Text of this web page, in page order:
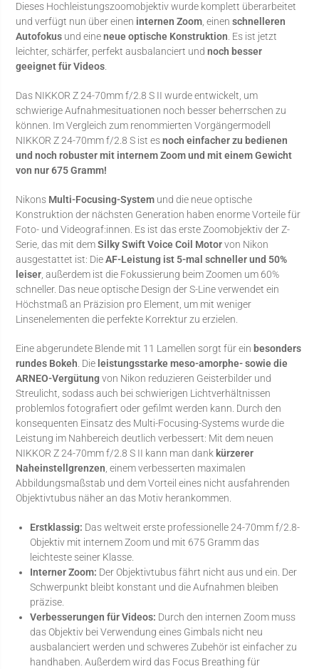
Dieses Hochleistungszoomobjektiv wurde komplett überarbeitet
und verfügt nun über einen internen Zoom, einenschnelleren
Autofokus und eineneue optische Konstruktion. Es ist jetzt
leichter, schärfer, perfekt ausbalanciert undnoch besser
geeignet für Videos.
Das NIKKOR Z 24-70mm f/2.8 S II wurde entwickelt, um
schwierige Aufnahmesituationen noch besser beherrschen zu
können. Im Vergleich zum renommierten Vorgängermodell
NIKKOR Z 24-70mm f/2.8 S ist esnoch einfacher zu bedienen
und noch robuster mit internem Zoom und mit einem Gewicht
von nur 675 Gramm!
Nikons Multi-Focusing-System und die neue optische
Konstruktion der nächsten Generation haben enorme Vorteile für
Foto- und Videograf:innen. Es ist das erste Zoomobjektiv der Z-
Serie, das mit demSilky Swift Voice Coil Motorvon Nikon
ausgestattet ist: DieAF-Leistung ist 5-mal schneller und 50%
leiser, außerdem ist die Fokussierung beim Zoomen um 60%
schneller. Das neue optische Design der S-Line verwendet ein
Höchstmaß an Präzision pro Element, um mit weniger
Linsenelementen die perfekte Korrektur zu erzielen.
Eine abgerundete Blende mit 11 Lamellen sorgt für ein besonders
rundes Bokeh. Die leistungsstarke meso-amorphe- sowie die
ARNEO-Vergütungvon Nikon reduzieren Geisterbilder und
Streulicht, sodass auch bei schwierigen Lichtverhältnissen
problemlos fotografiert oder gefilmt werden kann. Durch den
konsequenten Einsatz des Multi-Focusing-Systems wurde die
Leistung im Nahbereich deutlich verbessert: Mit dem neuen
NIKKOR Z 24-70mm f/2.8 S II kann man dank kürzerer
Naheinstellgrenzen, einem verbesserten maximalen
Abbildungsmaßstab und dem Vorteil eines nicht ausfahrenden
Objektivtubus näher an das Motiv herankommen.
Erstklassig: Das weltweit erste professionelle 24-70mm f/2.8-
Objektiv mit internem Zoom und mit 675 Gramm das
leichteste seiner Klasse.
Interner Zoom: Der Objektivtubus fährt nicht aus und ein. Der
Schwerpunkt bleibt konstant und die Aufnahmen bleiben
präzise.
Verbesserungen für Videos: Durch den internen Zoom muss
das Objektiv bei Verwendung eines Gimbals nicht neu
ausbalanciert werden und schweres Zubehör ist einfacher zu
handhaben. Außerdem wird das Focus Breathing für